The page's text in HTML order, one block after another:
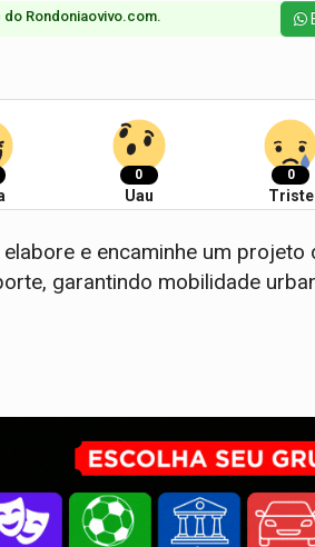
Rondoniaovivo.com.​
0
Uau
0
Triste
e encaminhe um projeto
garantindo mobilidade